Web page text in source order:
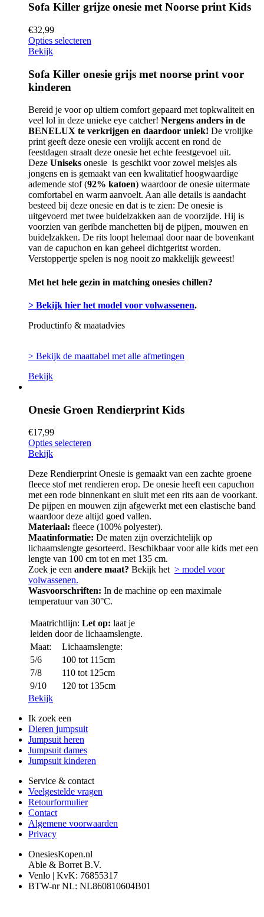
Sofa Killer grijze onesie met Noorse print Kids
€32,99
Opties selecteren
Bekijk
Sofa Killer onesie grijs met noorse print voor
kinderen
Bereid je voor op ultiem comfort gepaard met topkwaliteit en
veel lol in deze unieke eye catcher! Nergens anders in de
BENELUX te verkrijgen en daardoor uniek! De vrolijke
print geeft deze onesie een vrolijk accent en rond de
feestdagen straalt deze onesie het echte feestgevoel uit.
Deze Uniseks onesie is geschikt voor zowel meisjes als
jongens en is gemaakt van een kwalitatief hoogwaardige
ademende stof (92% katoen) waardoor de onesie uitermate
comfortabel en warm aanvoelt. Aan alle details is aandacht
besteed bij deze onesie en dat is te zien: De onesie is
uitgevoerd met twee buidelzakken aan de voorzijde. Hij is
voorzien van geribde manchetten bij de pijpen, mouwen en
buidelzakken. De rits loopt helemaal door naar de bovenkant
van de capuchon en kan geheel dichtgeritst worden.
Verstoppertje spelen is nog nooit zo makkelijk geweest!
Met het hele gezin in matching onesies chillen?
> Bekijk hier het model voor volwassenen.
Productinfo & maatadvies
> Bekijk de maattabel met alle afmetingen
Bekijk
Onesie Groen Rendierprint Kids
€17,99
Opties selecteren
Bekijk
Deze Rendierprint Onesie is gemaakt van een zachte groene
fleece stof met rendieren erop. De onesie heeft een capuchon
met een rode binnenkant en sluit met een rits aan de voorkant.
De pijpen en mouwen zijn afgewerkt met een elastische band
waardoor deze altijd goed vallen.
Materiaal: fleece (100% polyester).
Maatinformatie: De maten zijn overzichtelijk op
lichaamslengte gesorteerd. Beschikbaar voor alle kids met een
lengte van 100 cm tot en met 135 cm.
Zoek je een andere maat? Bekijk het > model voor
volwassenen.
Wasvoorschriften: In de machine op een maximale
temperatuur van 30°C.
Maatrichtlijn: Let op: laat je
leiden door de lichaamslengte.
Maat:
Lichaamslengte:
5/6
100 tot 115cm
7/8
110 tot 125cm
9/10
120 tot 135cm
Bekijk
Ik zoek een
Dieren jumpsuit
Jumpsuit heren
Jumpsuit dames
Jumpsuit kinderen
Service & contact
Veelgestelde vragen
Retourformulier
Contact
Algemene voorwaarden
Privacy
OnesiesKopen.nl
Able & Borret B.V.
Venlo | KvK: 76855317
BTW-nr NL: NL860810604B01